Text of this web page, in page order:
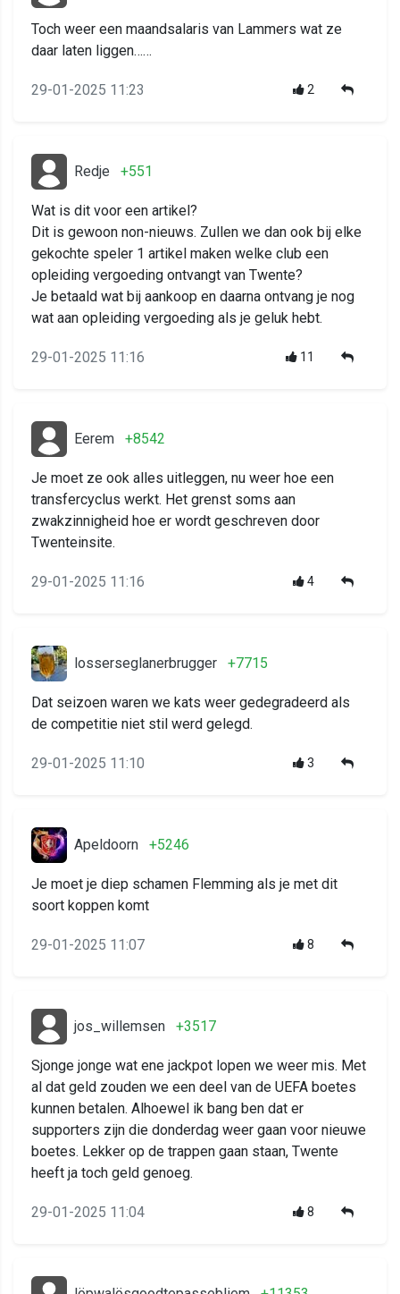
Toch weer een maandsalaris van Lammers wat ze
daar laten liggen……
29-01-2025 11:23 2
Redje +551
Wat is dit voor een artikel?
Dit is gewoon non-nieuws. Zullen we dan ook bij elke
gekochte speler 1 artikel maken welke club een
opleiding vergoeding ontvangt van Twente?
Je betaald wat bij aankoop en daarna ontvang je nog
wat aan opleiding vergoeding als je geluk hebt.
29-01-2025 11:16 11
Eerem +8542
Je moet ze ook alles uitleggen, nu weer hoe een
transfercyclus werkt. Het grenst soms aan
zwakzinnigheid hoe er wordt geschreven door
Twenteinsite.
29-01-2025 11:16 4
losserseglanerbrugger +7715
Dat seizoen waren we kats weer gedegradeerd als
de competitie niet stil werd gelegd.
29-01-2025 11:10 3
Apeldoorn +5246
Je moet je diep schamen Flemming als je met dit
soort koppen komt
29-01-2025 11:07 8
jos_willemsen +3517
Sjonge jonge wat ene jackpot lopen we weer mis. Met
al dat geld zouden we een deel van de UEFA boetes
kunnen betalen. Alhoewel ik bang ben dat er
supporters zijn die donderdag weer gaan voor nieuwe
boetes. Lekker op de trappen gaan staan, Twente
heeft ja toch geld genoeg.
29-01-2025 11:04 8